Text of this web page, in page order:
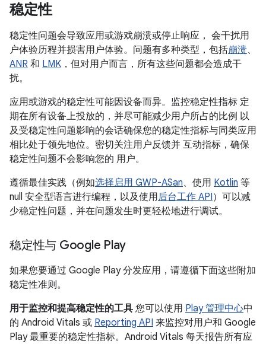
稳定性
稳定性问题会导致应用或游戏崩溃或停止响应， 会干扰用
户体验历程并损害用户体验。问题有多种类型，包括崩溃、
ANR 和 LMK ，但对用户而言，所有这些问题都会造成干
扰。
应用或游戏的稳定性可能因设备而异。监控稳定性指标 定
期在所有设备上投放的，并尽可能减少用户所占的比例 以
及受稳定性问题影响的会话确保您的稳定性指标与同类应用
相比处于领先地位。密切关注用户反馈并 互动指标，确保
稳定性问题不会影响您的 用户。
遵循最佳实践（例如选择启用 GWP-ASan、使用 Kotlin 等
null 安全型语言进行编程，以及使用后台工作 API）可以减
少稳定性问题，并在问题发生时更轻松地进行调试。
稳定性与 Google Play
如果您要通过 Google Play 分发应用，请遵循下面这些附加
稳定性准则。
用于监控和提高稳定性的工具 您可以使用 Play 管理中心中
的 Android Vitals 或 Reporting API 来监控对用户和 Google
Play 最重要的稳定性指标。Android Vitals 每天报告所有应